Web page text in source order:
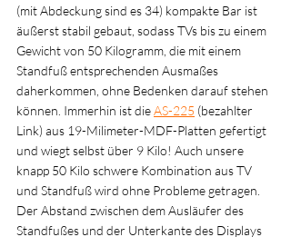
(mit Abdeckung sind es 34) kompakte Bar ist
äußerst stabil gebaut, sodass TVs bis zu einem
Gewicht von 50 Kilogramm, die mit einem
Standfuß entsprechenden Ausmaßes
daherkommen, ohne Bedenken darauf stehen
können. Immerhin ist die AS-225 (bezahlter
Link) aus 19-Milimeter-MDF-Platten gefertigt
und wiegt selbst über 9 Kilo! Auch unsere
knapp 50 Kilo schwere Kombination aus TV
und Standfuß wird ohne Probleme getragen.
Der Abstand zwischen dem Ausläufer des
Standfußes und der Unterkante des Displays